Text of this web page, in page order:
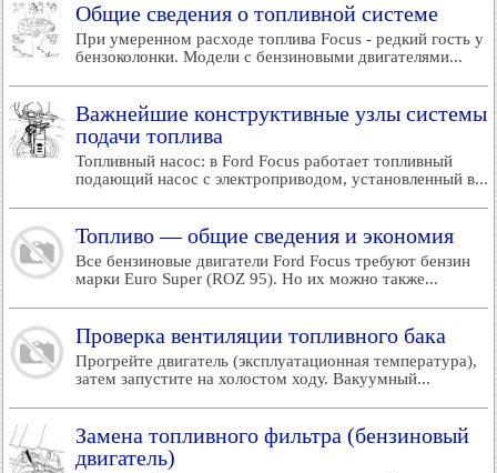
Общие сведения о топливной системе
При умеренном расходе топлива Focus - редкий гость у
бензоколонки. Модели с бензиновыми двигателями...
Важнейшие конструктивные узлы системы
подачи топлива
Топливный насос: в Ford Focus работает топливный
подающий насос с электроприводом, установленный в...
Топливо — общие сведения и экономия
Все бензиновые двигатели Ford Focus требуют бензин
марки Euro Super (ROZ 95). Но их можно также...
Проверка вентиляции топливного бака
Прогрейте двигатель (эксплуатационная температура),
затем запустите на холостом ходу. Вакуумный...
Замена топливного фильтра (бензиновый
двигатель)